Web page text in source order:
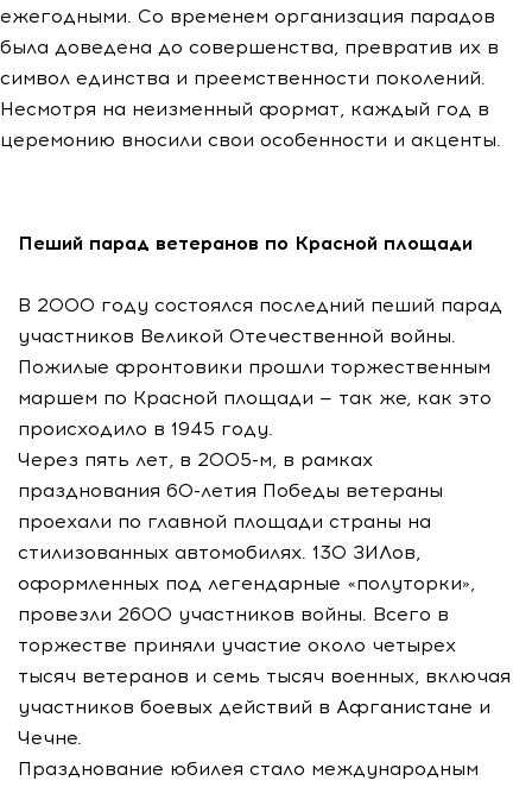
ежегодными. Со временем организация парадов
была доведена до совершенства, превратив их в
символ единства и преемственности поколений.
Несмотря на неизменный формат, каждый год в
церемонию вносили свои особенности и акценты.
Пеший парад ветеранов по Красной площади
В 2000 году состоялся последний пеший парад
участников Великой Отечественной войны.
Пожилые фронтовики прошли торжественным
маршем по Красной площади — так же, как это
происходило в 1945 году.
Через пять лет, в 2005-м, в рамках
празднования 60-летия Победы ветераны
проехали по главной площади страны на
стилизованных автомобилях. 130 ЗИЛов,
оформленных под легендарные «полуторки»,
провезли 2600 участников войны. Всего в
торжестве приняли участие около четырех
тысяч ветеранов и семь тысяч военных, включая
участников боевых действий в Афганистане и
Чечне.
Празднование юбилея стало международным